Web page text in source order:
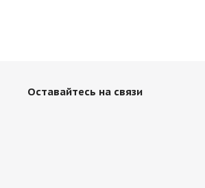
Оставайтесь на связи